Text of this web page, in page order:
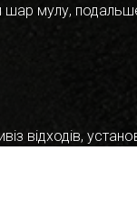
шар мулу,
відходів,